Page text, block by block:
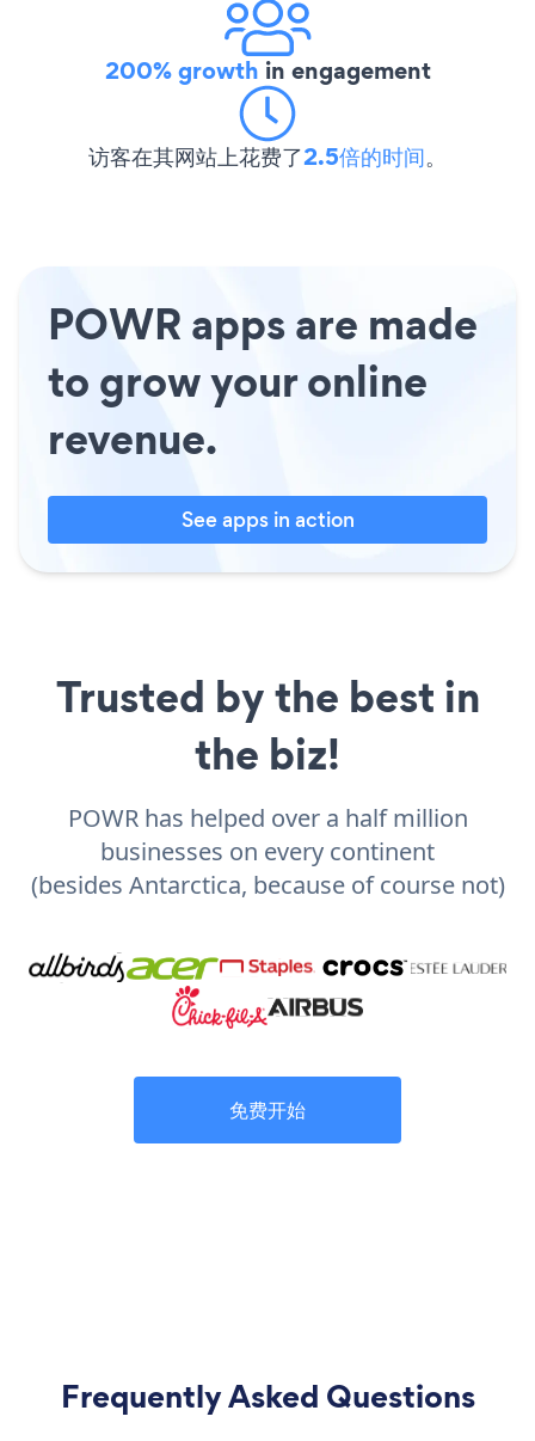
200% growth in engagement
访客在其网站上花费了2.5倍的时间。
POWR apps are made
to grow your online
revenue.
See apps in action
Trusted by the best in
the biz!
POWR has helped over a half million
businesses on every continent
(besides Antarctica, because of course not)
免费开始
Frequently Asked Questions